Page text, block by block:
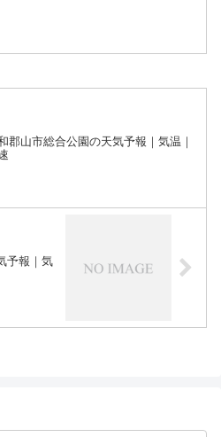
郡山市総合公園の天気予報｜気温｜
予報｜気